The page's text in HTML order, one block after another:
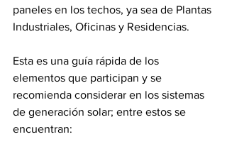
paneles en los techos, ya sea de Plantas
Industriales, Oficinas y Residencias.
Esta es una guía rápida de los
elementos que participan y se
recomienda considerar en los sistemas
de generación solar; entre estos se
encuentran: